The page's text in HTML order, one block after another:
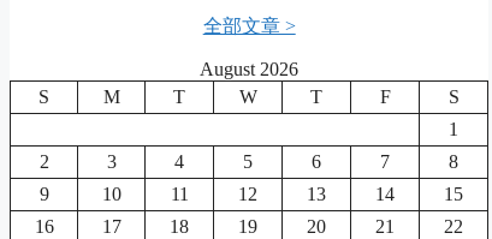
全部文章 >
August 2026
S
M T W T F
S
1
2
3 4 5 6 7
8
9
10 11 12 13 14
15
16
17 18 19 20 21
22